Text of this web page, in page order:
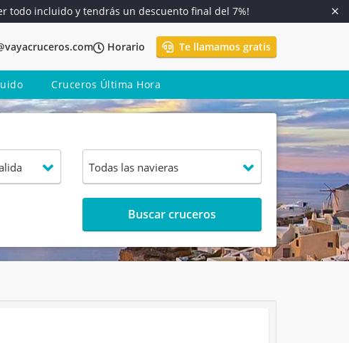
todo incluido y tendrás un descuento final del 7%!
Horario Te llamamos gratis
Cruceros Última Hora
Buscar cruceros